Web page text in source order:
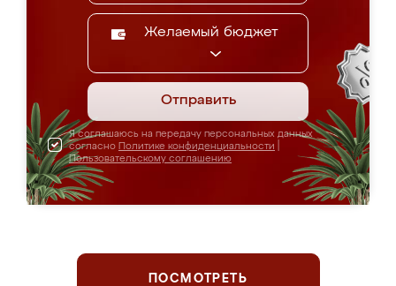
Желаемый бюджет
Отправить
Я соглашаюсь на передачу персональных данных
согласно Политике конфиденциальности
Пользовательскому соглашению
ПОСМОТРЕТЬ